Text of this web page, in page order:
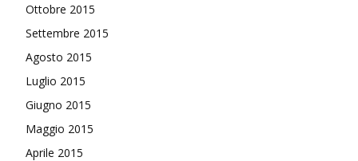
Ottobre 2015
Settembre 2015
Agosto 2015
Luglio 2015
Giugno 2015
Maggio 2015
Aprile 2015